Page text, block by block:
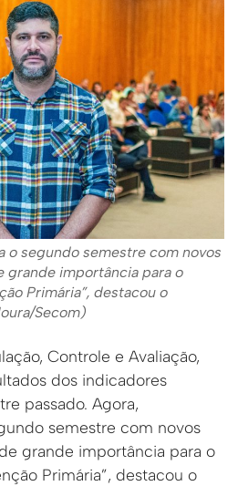
o segundo semestre com novos
grande importância para o
Primária”, destacou o
Secom)
Controle e Avaliação,
dos indicadores
passado. Agora,
semestre com novos
grande importância para o
Primária”, destacou o